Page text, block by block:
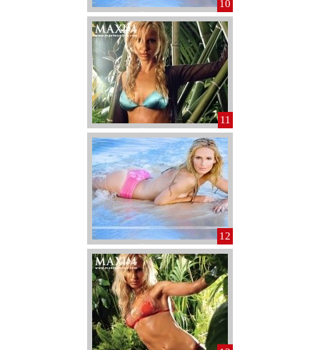
10
11
12